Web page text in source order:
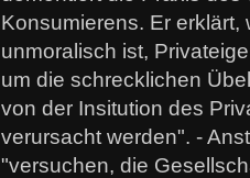
Konsumierens. Er erklärt,
unmoralisch ist,
um die schrecklichen
von der Insitution des
verursacht werden". -
"versuchen, die